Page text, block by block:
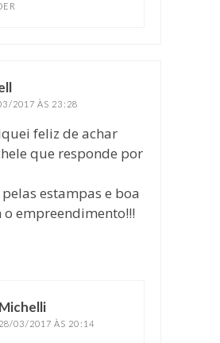
2017 ÀS 23:28
feliz de achar
que responde por
estampas e boa
o empreendimento!!!
Michelli
28/03/2017 ÀS 20:14